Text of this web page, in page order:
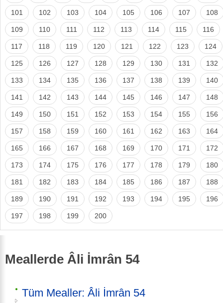
101 102 103 104 105 106 107 108
109 110 111 112 113 114 115 116
117 118 119 120 121 122 123 124
125 126 127 128 129 130 131 132
133 134 135 136 137 138 139 140
141 142 143 144 145 146 147 148
149 150 151 152 153 154 155 156
157 158 159 160 161 162 163 164
165 166 167 168 169 170 171 172
173 174 175 176 177 178 179 180
181 182 183 184 185 186 187 188
189 190 191 192 193 194 195 196
197 198 199 200
Meallerde Âli İmrân 54
Tüm Mealler: Âli İmrân 54